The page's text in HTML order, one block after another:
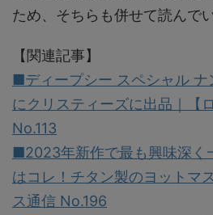
ため、そちらも併せて読んで
【関連記事】
■ディープシー スペシャル ナ
にクリスティーズに出品｜【
No.113
■2023年新作で最も興味深く
はコレ！チタン製のヨットマ
ス通信 No.196